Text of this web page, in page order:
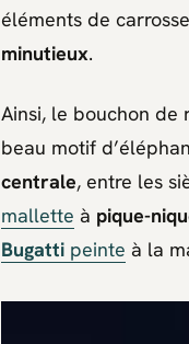
éléments de
minutieux.
Ainsi, le bouchon de
beau motif
centrale, entre les
mallette à pique-
Bugatti peinte à la